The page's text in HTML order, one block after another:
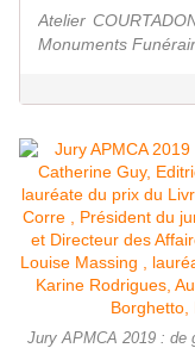
Atelier
Monuments
Jury APMCA 2019 : de